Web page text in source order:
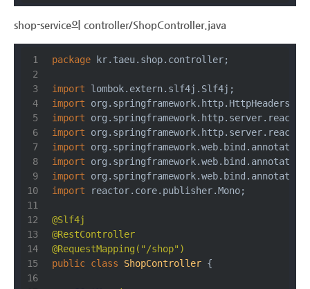
shop-service의 controller/ShopController.java
package kr.taeu.shop.controller;
import lombok.extern.slf4j.Slf4j;
import org.springframework.http.HttpHeaders;
import
import
import
import
import
import reactor.core.publisher.Mono;
@Slf4j
@RestController
@RequestMapping("/shop")
public class ShopController {